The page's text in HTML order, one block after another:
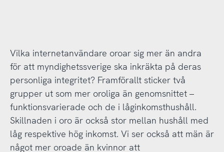
Vilka internetanvändare oroar sig mer än andra
för att myndighetssverige ska inkräkta på deras
personliga integritet? Framförallt sticker två
grupper ut som mer oroliga än genomsnittet –
funktionsvarierade och de i låginkomsthushåll.
Skillnaden i oro är också stor mellan hushåll med
låg respektive hög inkomst. Vi ser också att män är
något mer oroade än kvinnor att